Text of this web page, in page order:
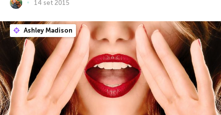
14 set 2015
Ashley Madison